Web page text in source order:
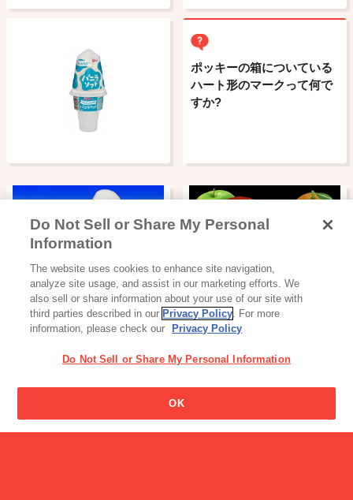
ポッキーの箱についている
ハート形のマークって何で
すか?
手づくり風ソフトコーン 100％果汁飲料シリーズ
プティキュ
Do Not Sell or Share My Personal
Information
The website uses cookies to enhance site navigation,
analyze site usage, and assist in our marketing efforts. We
also sell or share information about your use of our site with
third parties described in our Privacy Policy. For more
information, please check our
Privacy Policy
Do Not Sell or Share My Personal Information
OK